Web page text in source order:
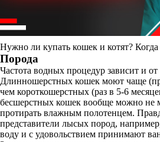
Нужно ли купать кошек и котят?
Порода
Частота водных процедур зависит и
Длинношерстных кошек моют чаще
чем короткошерстных (раз в 5-6
бесшерстных кошек вообще можно не
протирать влажным полотенцем.
представители лысых пород,
воду и с удовольствием принимают